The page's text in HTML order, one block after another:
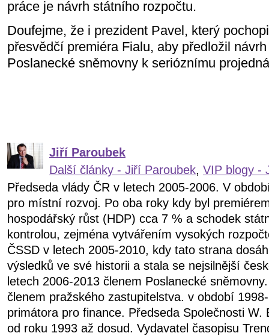
práce je návrh státního rozpočtu.
Doufejme, že i prezident Pavel, který
přesvědčí premiéra Fialu, aby předložil
Poslanecké sněmovny k serióznímu
Jiří Paroubek
Další články - Jiří Paroubek, VIP blogy -
Předseda vlády ČR v letech 2005-2006. V
pro místní rozvoj. Po oba roky kdy byl
hospodářský růst (HDP) cca 7 % a schodek
kontrolou, zejména vytvářením vysokých
ČSSD v letech 2005-2010, kdy tato strana
výsledků ve své historii a stala se nejsilnější
letech 2006-2013 členem Poslanecké
členem pražského zastupitelstva. v období
primátora pro finance. Předseda Společnosti W.
od roku 1993 až dosud. Vydavatel časopisu